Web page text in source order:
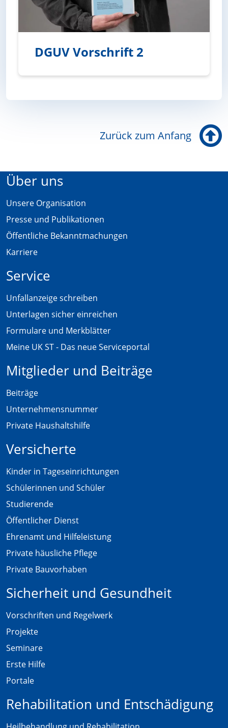
DGUV Vorschrift 2
Zurück zum Anfang
Über uns
Unsere Organisation
Presse und Publikationen
Öffentliche Bekanntmachungen
Karriere
Service
Unfallanzeige schreiben
Unterlagen sicher einreichen
Formulare und Merkblätter
Meine UK ST - Das neue Serviceportal
Mitglieder und Beiträge
Beiträge
Unternehmensnummer
Private Haushaltshilfe
Versicherte
Kinder in Tageseinrichtungen
Schülerinnen und Schüler
Studierende
Öffentlicher Dienst
Ehrenamt und Hilfeleistung
Private häusliche Pflege
Private Bauvorhaben
Sicherheit und Gesundheit
Vorschriften und Regelwerk
Projekte
Seminare
Erste Hilfe
Portale
Rehabilitation und Entschädigung